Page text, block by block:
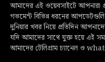
আমাদের এই ওয়েবসাইটে আপনারা
গভমেন্ট বিভিন্ন ধরনের
দুনিয়ার খবর নিয়ে প্রতিদিন
যদি আমাদের সাথে যুক্ত হয়ে এই
আমাদের টেলিগ্রাম চ্যানেল ও